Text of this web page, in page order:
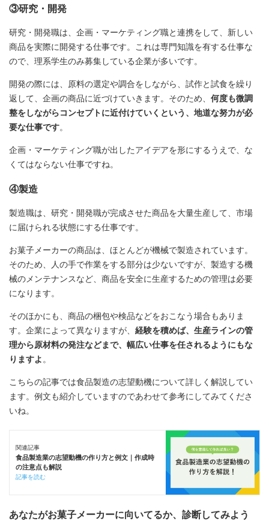
③研究・開発
研究・開発職は、企画・マーケティング職と連携をして、新しい
商品を実際に開発する仕事です。これは専門知識を有する仕事な
ので、理系学生のみ募集している企業が多いです。
開発の際には、原料の選定や調合をしながら、試作と試食を繰り
返して、企画の商品に近づけていきます。そのため、 何度も微調
整をしながらコンセプトに近付けていくという、地道な努力が必
要な仕事です。
企画・マーケティング職が出したアイデアを形にするうえで、な
くてはならない仕事ですね。
④製造
製造職は、研究・開発職が完成させた商品を大量生産して、市場
に届けられる状態にする仕事です。
お菓子メーカーの商品は、ほとんどが機械で製造されています。
そのため、人の手で作業をする部分は少ないですが、製造する機
械のメンテナンスなど、商品を安全に生産するための管理は必要
になります。
そのほかにも、商品の梱包や検品などをおこなう場合もありま
す。企業によって異なりますが、 経験を積めば、生産ラインの管
理から原材料の発注などまで、幅広い仕事を任されるようにもな
りますよ 。
こちらの記事では食品製造の志望動機について詳しく解説してい
ます。例文も紹介していますのであわせて参考にしてみてくださ
いね。
関連記事
食品製造業の志望動機の作り方と例文｜作成時
の注意点も解説
記事を読む
あなたがお菓子メーカーに向いてるか、診断してみよう